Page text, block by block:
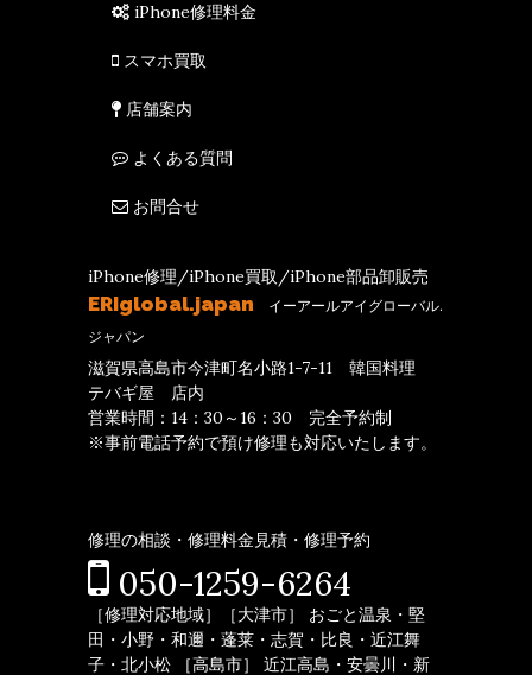
iPhone修理料金
スマホ買取
店舗案内
よくある質問
お問合せ
iPhone修理/iPhone買取/iPhone部品卸販売
ERIglobal.japan イーアールアイグローバル.
ジャパン
滋賀県高島市今津町名小路1-7-11 韓国料理
テバギ屋 店内
営業時間：14：30～16：30 完全予約制
※事前電話予約で預け修理も対応いたします。
修理の相談・修理料金見積・修理予約
050-1259-6264
［修理対応地域］［大津市］ おごと温泉・堅
田・小野・和邇・蓬莱・志賀・比良・近江舞
子・北小松 ［高島市］ 近江高島・安曇川・新